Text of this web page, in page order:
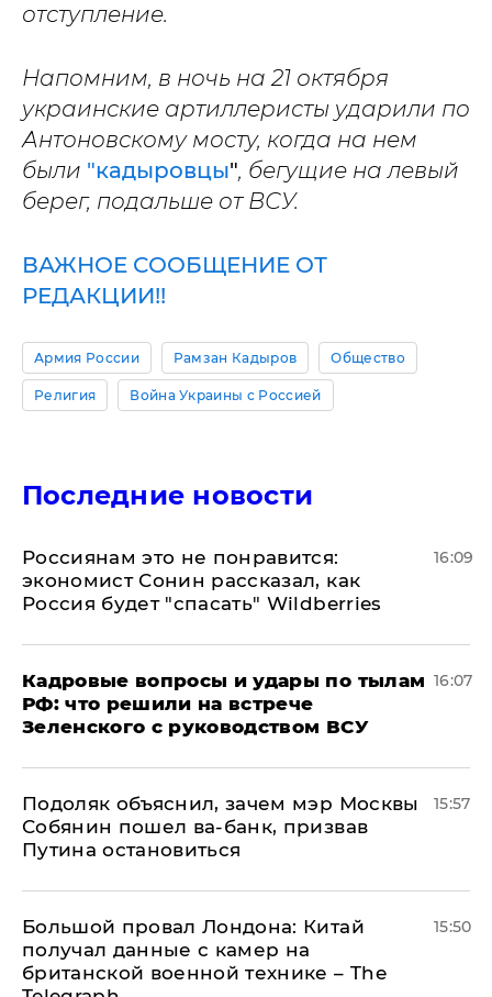
отступление.
Напомним, в ночь на 21 октября
украинские артиллеристы ударили по
Антоновскому мосту, когда на нем
были "кадыровцы", бегущие на левый
берег, подальше от ВСУ.
ВАЖНОЕ СООБЩЕНИЕ ОТ
РЕДАКЦИИ!!
Армия России Рамзан Кадыров Общество
Религия Война Украины с Россией
Последние новости
Россиянам это не понравится:
экономист Сонин рассказал, как
Россия будет "спасать" Wildberries
16:09
Кадровые вопросы и удары по тылам
РФ: что решили на встрече
Зеленского с руководством ВСУ
16:07
Подоляк объяснил, зачем мэр Москвы
Собянин пошел ва-банк, призвав
Путина остановиться
15:57
Большой провал Лондона: Китай
получал данные с камер на
британской военной технике – The
15:50